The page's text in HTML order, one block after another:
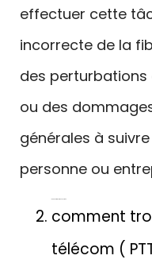
effectuer cette
incorrecte de la
des perturbations
ou des
générales à
personne ou
comment
télécom (